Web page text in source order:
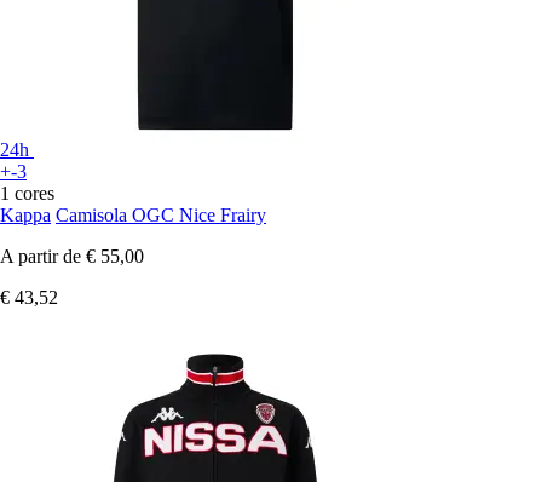
24h
+-3
1 cores
Kappa Camisola OGC Nice Frairy
A partir de € 55,00
€ 43,52